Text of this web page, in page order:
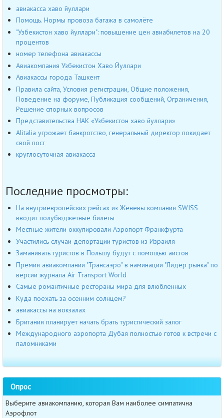
авиакасса хаво йуллари
Помощь. Нормы провоза багажа в самолёте
"Узбекистон хаво йуллари": повышение цен авиабилетов на 20
процентов
номер телефона авиакассы
Авиакомпания Узбекистон Хаво Йуллари
Авиакассы города Ташкент
Правила сайта, Условия регистрации, Общие положения,
Поведение на форуме, Публикация сообщений, Ограничения,
Решение спорных вопросов
Представительства НАК «Узбекистон хаво йуллари»
Alitalia угрожает банкротство, генеральный директор покидает
свой пост
круглосуточная авиакасса
Последние просмотры:
На внутриевропейских рейсах из Женевы компания SWISS
вводит полубюджетные билеты
Местные жители оккупировали Аэропорт Франкфурта
Участились случаи депортации туристов из Израиля
Заманивать туристов в Польшу будут с помощью аистов
Премия авиакомпании "Трансаэро" в наминации "Лидер рынка" по
версии журнала Air Transport World
Самые романтичные рестораны мира для влюбленных
Куда поехать за осенним солнцем?
авиакассы на вокзалах
Британия планирует начать брать туристический залог
Международного аэропорта Дубая полностью готов к встречи с
паломниками
Опрос
Выберите авиакомпанию, которая Вам наиболее симпатична
Аэрофлот